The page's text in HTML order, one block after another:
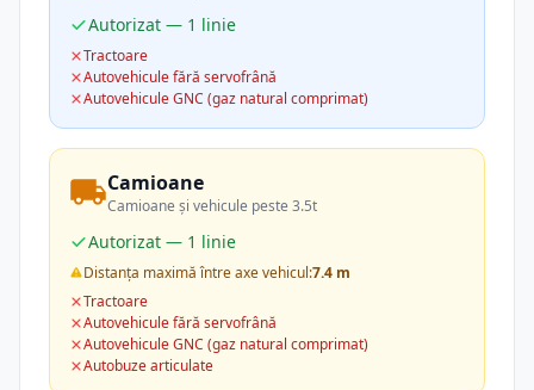
Autorizat — 1 linie
Tractoare
Autovehicule fără servofrână
Autovehicule GNC (gaz natural comprimat)
Camioane
Camioane și vehicule peste 3.5t
Autorizat — 1 linie
Distanța maximă între axe vehicul:7.4 m
Tractoare
Autovehicule fără servofrână
Autovehicule GNC (gaz natural comprimat)
Autobuze articulate